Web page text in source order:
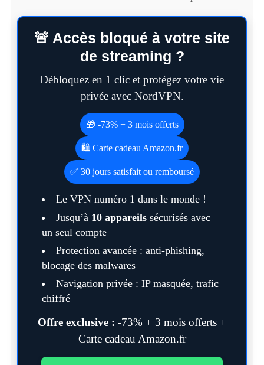
🚨 Accès bloqué à votre site
de streaming ?
Débloquez en 1 clic et protégez votre vie
privée avec NordVPN.
🎁 -73% + 3 mois offerts
🛍️ Carte cadeau Amazon.fr
✅ 30 jours satisfait ou remboursé
Le VPN numéro 1 dans le monde !
Jusqu’à 10 appareilssécurisés avec
un seul compte
Protection avancée : anti-phishing,
blocage des malwares
Navigation privée : IP masquée, trafic
chiffré
Offre exclusive : -73% + 3 mois offerts +
Carte cadeau Amazon.fr